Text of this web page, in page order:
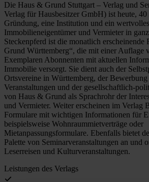
Die Haus & Grund Stuttgart – Verlag und
Verlag für Hausbesitzer GmbH) ist heute, 40
Gründung, eine Institution und ein
Immobilieneigentümer und Vermieter in
Steckenpferd ist die monatlich erscheinende
Grund Württemberg“, die mit einer Auflage
Exemplaren Abonnenten mit aktuellen
Immobilie versorgt. Sie dient auch der
Ortsvereine in Württemberg, der
Veranstaltungen und der gesellschaftlich-
von Haus & Grund als Sprachrohr der
und Vermieter. Weiter erscheinen im Verlag
Formulare mit wichtigen Informationen für
beispielsweise Wohnraummietverträge oder
Mietanpassungsformulare. Ebenfalls bietet
Palette von Seminarveranstaltungen an und
Leserreisen und Kulturveranstaltungen.
Leistungen des Verlags